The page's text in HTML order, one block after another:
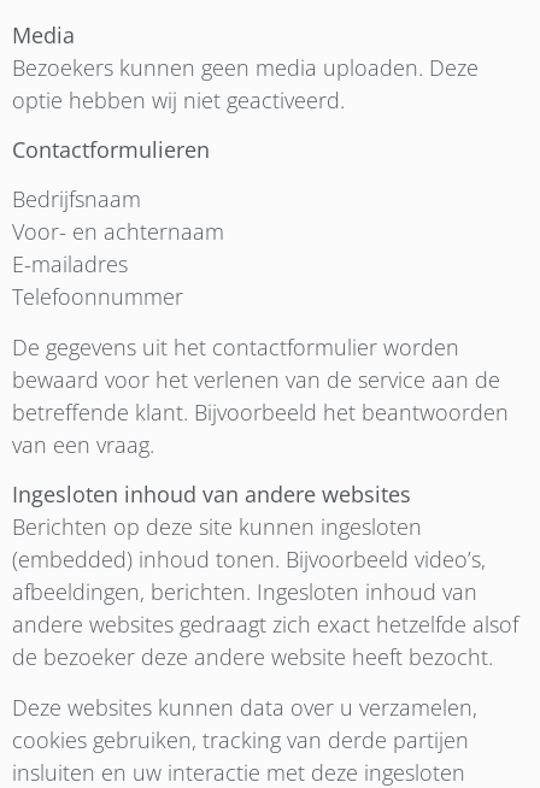
Media
Bezoekers kunnen geen media uploaden. Deze
optie hebben wij niet geactiveerd.
Contactformulieren
Bedrijfsnaam
Voor- en achternaam
E-mailadres
Telefoonnummer
De gegevens uit het contactformulier worden
bewaard voor het verlenen van de service aan de
betreffende klant. Bijvoorbeeld het beantwoorden
van een vraag.
Ingesloten inhoud van andere websites
Berichten op deze site kunnen ingesloten
(embedded) inhoud tonen. Bijvoorbeeld video’s,
afbeeldingen, berichten. Ingesloten inhoud van
andere websites gedraagt zich exact hetzelfde alsof
de bezoeker deze andere website heeft bezocht.
Deze websites kunnen data over u verzamelen,
cookies gebruiken, tracking van derde partijen
insluiten en uw interactie met deze ingesloten